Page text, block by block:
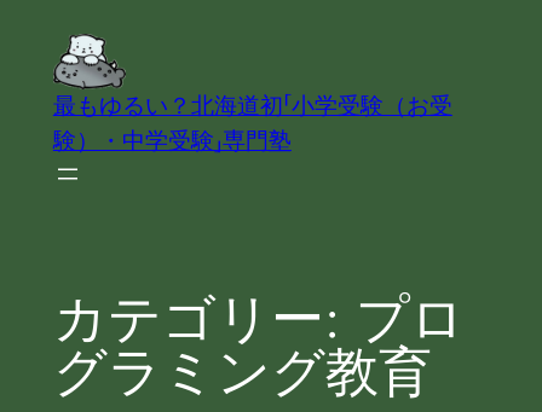
最もゆるい？北海道初「小学受験（お受
験）・中学受験」専門塾
カテゴリー: プロ
グラミング教育